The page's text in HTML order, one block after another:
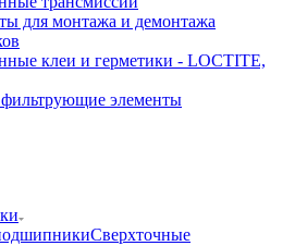
для монтажа и демонтажа
клеи и герметики - LOCTITE,
элементы
Сверхточные